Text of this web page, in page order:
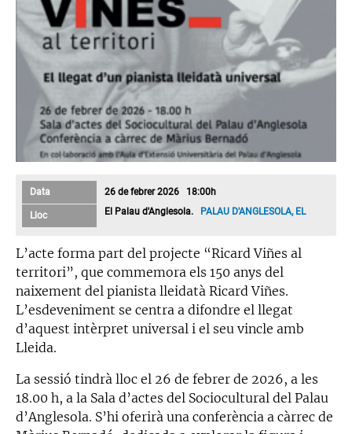
Data 26 de febrer 2026 18:00h
Lloc El Palau d'Anglesola. PALAU D'ANGLESOLA, EL
L’acte forma part del projecte “Ricard Viñes al
territori”, que commemora els 150 anys del
naixement del pianista lleidatà Ricard Viñes.
L’esdeveniment se centra a difondre el llegat
d’aquest intèrpret universal i el seu vincle amb
Lleida.
La sessió tindrà lloc el 26 de febrer de 2026, a les
18.00 h, a la Sala d’actes del Sociocultural del Palau
d’Anglesola. S’hi oferirà una conferència a càrrec de